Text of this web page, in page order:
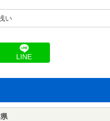
い
LINE